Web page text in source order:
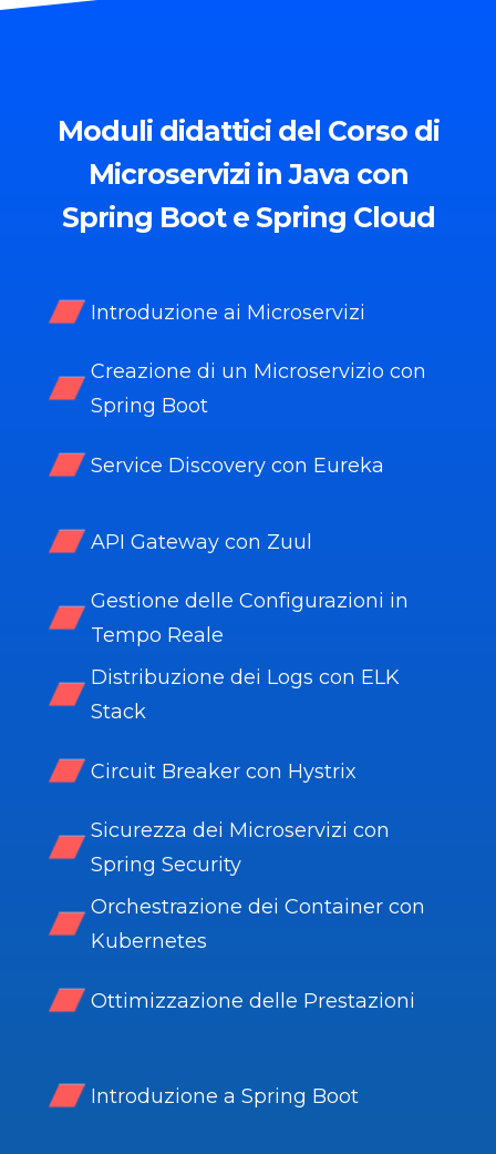
Modulididattici del Corso di
Microservizi in Java con
Spring Boot e Spring Cloud
Introduzione ai Microservizi
Creazione di un Microservizio con
Spring Boot
Service Discovery con Eureka
API Gateway con Zuul
Gestione delle Configurazioni in
Tempo Reale
Distribuzione dei Logs con ELK
Stack
Circuit Breaker con Hystrix
Sicurezza dei Microservizi con
Spring Security
Orchestrazione dei Container con
Kubernetes
Ottimizzazione delle Prestazioni
Introduzione a Spring Boot